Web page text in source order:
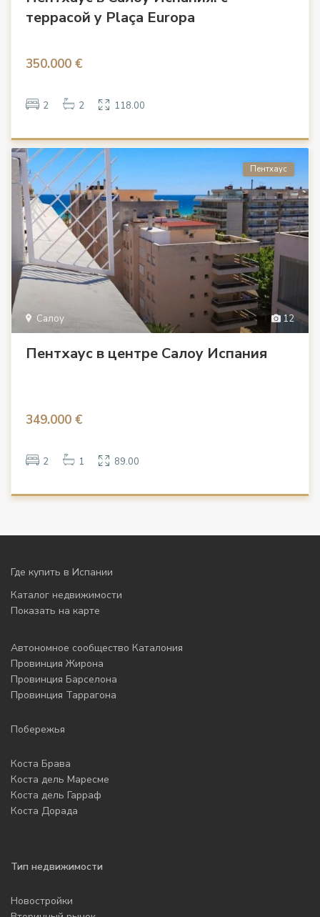
террасой у Plaça Europa
350.000 €
2 2 118.00
12
Салоу
Пентхаус
Пентхаус в центре Салоу Испания
349.000 €
2 1 89.00
Где купить в Испании
Каталог недвижимости
Показать на карте
Автономное сообщество Каталония
Провинция Жирона
Провинция Барселона
Провинция Таррагона
Побережья
Коста Брава
Коста дель Маресме
Коста дель Гарраф
Коста Дорада
Тип недвижимости
Новостройки